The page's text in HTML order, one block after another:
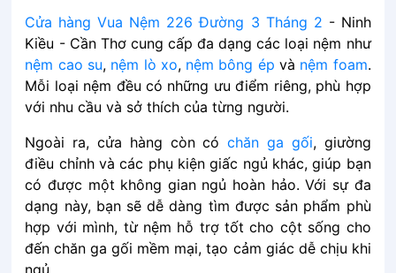
Cửa͏͏ hàng͏͏ Vua Nệm 226 Đường 3 Tháng 2 - Ninh
Kiều - Cần Thơ cung͏͏ cấp͏͏ đa͏͏ dạng͏͏ các͏͏ loại͏͏ nệm͏͏ như͏͏
nệm͏͏ cao͏͏ su,͏͏ nệm͏͏ lò͏͏ xo,͏͏ nệm͏͏ bông͏͏ ép͏͏ và͏͏ nệm͏͏ foam.͏͏
Mỗi͏͏ loại͏͏ nệm͏͏ đều͏͏ có͏͏ những͏͏ ưu͏͏ điểm͏͏ riêng,͏͏ phù͏͏ hợp͏͏
với͏͏ nhu͏͏ cầu͏͏ và͏͏ sở͏͏ thích͏͏ của͏͏ từng͏͏ người.͏͏
Ngoài͏͏ ra,͏͏ cửa͏͏ hàng͏͏ còn͏͏ có͏͏chăn͏͏ ga͏͏ gối,͏͏ giường͏͏
điều͏͏ chỉnh͏͏ và͏͏ các͏͏ phụ͏͏ kiện͏͏ giấc͏͏ ngủ͏͏ khác,͏͏ giúp͏͏ bạn͏͏
có͏͏ được͏͏ một͏͏ không͏͏ gian͏͏ ngủ͏͏ hoàn͏͏ hảo.͏͏ Với͏͏ sự͏͏ đa͏͏
dạng͏͏ này,͏͏ bạn͏͏ sẽ͏͏ dễ͏͏ dàng͏͏ tìm͏͏ được͏͏ sản͏͏ phẩm͏͏ phù͏͏
hợp͏͏ với͏͏ mình,͏͏ từ͏͏ nệm͏͏ hỗ͏͏ trợ͏͏ tốt͏͏ cho͏͏ cột͏͏ sống͏͏ cho͏͏
đến͏͏ chăn͏͏ ga͏͏ gối͏͏ mềm͏͏ mại,͏͏ tạo͏͏ cảm͏͏ giác͏͏ dễ͏͏ chịu͏͏ khi͏͏